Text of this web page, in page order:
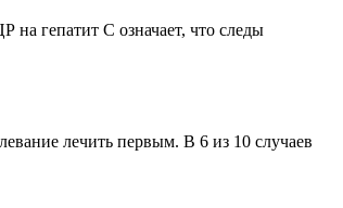
на гепатит С означает, что следы
лечить первым. В 6 из 10 случаев